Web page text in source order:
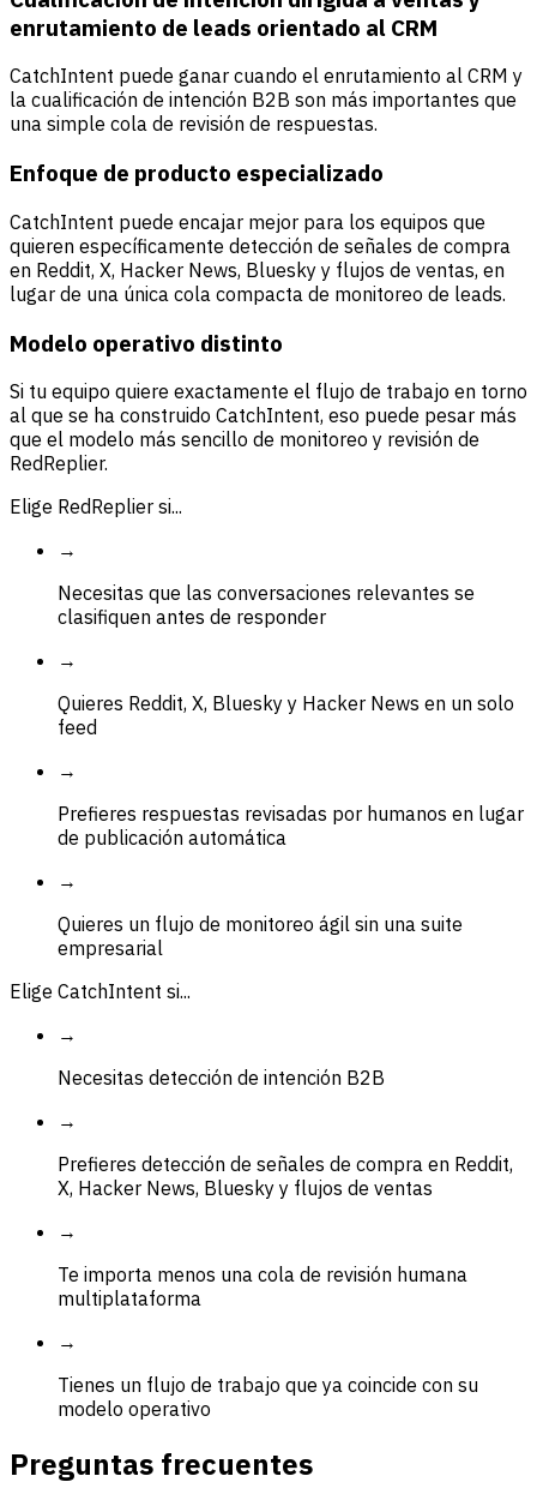
enrutamiento de leads orientado al CRM
CatchIntent puede ganar cuando el enrutamiento al CRM y
la cualificación de intención B2B son más importantes que
una simple cola de revisión de respuestas.
Enfoque de producto especializado
CatchIntent puede encajar mejor para los equipos que
quieren específicamente detección de señales de compra
en Reddit, X, Hacker News, Bluesky y flujos de ventas, en
lugar de una única cola compacta de monitoreo de leads.
Modelo operativo distinto
Si tu equipo quiere exactamente el flujo de trabajo en torno
al que se ha construido CatchIntent, eso puede pesar más
que el modelo más sencillo de monitoreo y revisión de
RedReplier.
Elige RedReplier si...
→
Necesitas que las conversaciones relevantes se
clasifiquen antes de responder
→
Quieres Reddit, X, Bluesky y Hacker News en un solo
feed
→
Prefieres respuestas revisadas por humanos en lugar
de publicación automática
→
Quieres un flujo de monitoreo ágil sin una suite
empresarial
Elige CatchIntent si...
→
Necesitas detección de intención B2B
→
Prefieres detección de señales de compra en Reddit,
X, Hacker News, Bluesky y flujos de ventas
→
Te importa menos una cola de revisión humana
multiplataforma
→
Tienes un flujo de trabajo que ya coincide con su
modelo operativo
Preguntas frecuentes